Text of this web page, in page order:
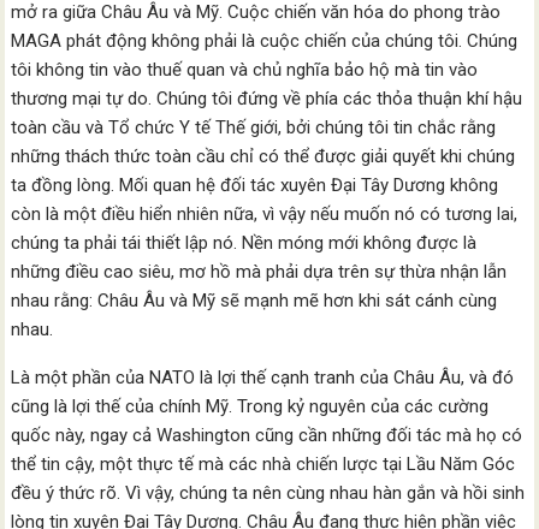
mở ra giữa Châu Âu và Mỹ. Cuộc chiến văn hóa do phong trào
MAGA phát động không phải là cuộc chiến của chúng tôi. Chúng
tôi không tin vào thuế quan và chủ nghĩa bảo hộ mà tin vào
thương mại tự do. Chúng tôi đứng về phía các thỏa thuận khí hậu
toàn cầu và Tổ chức Y tế Thế giới, bởi chúng tôi tin chắc rằng
những thách thức toàn cầu chỉ có thể được giải quyết khi chúng
ta đồng lòng. Mối quan hệ đối tác xuyên Đại Tây Dương không
còn là một điều hiển nhiên nữa, vì vậy nếu muốn nó có tương lai,
chúng ta phải tái thiết lập nó. Nền móng mới không được là
những điều cao siêu, mơ hồ mà phải dựa trên sự thừa nhận lẫn
nhau rằng: Châu Âu và Mỹ sẽ mạnh mẽ hơn khi sát cánh cùng
nhau.
Là một phần của NATO là lợi thế cạnh tranh của Châu Âu, và đó
cũng là lợi thế của chính Mỹ. Trong kỷ nguyên của các cường
quốc này, ngay cả Washington cũng cần những đối tác mà họ có
thể tin cậy, một thực tế mà các nhà chiến lược tại Lầu Năm Góc
đều ý thức rõ. Vì vậy, chúng ta nên cùng nhau hàn gắn và hồi sinh
lòng tin xuyên Đại Tây Dương. Châu Âu đang thực hiện phần việc